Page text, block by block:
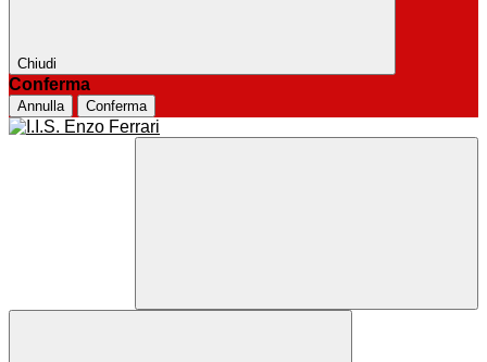
Chiudi
Conferma
Annulla Conferma